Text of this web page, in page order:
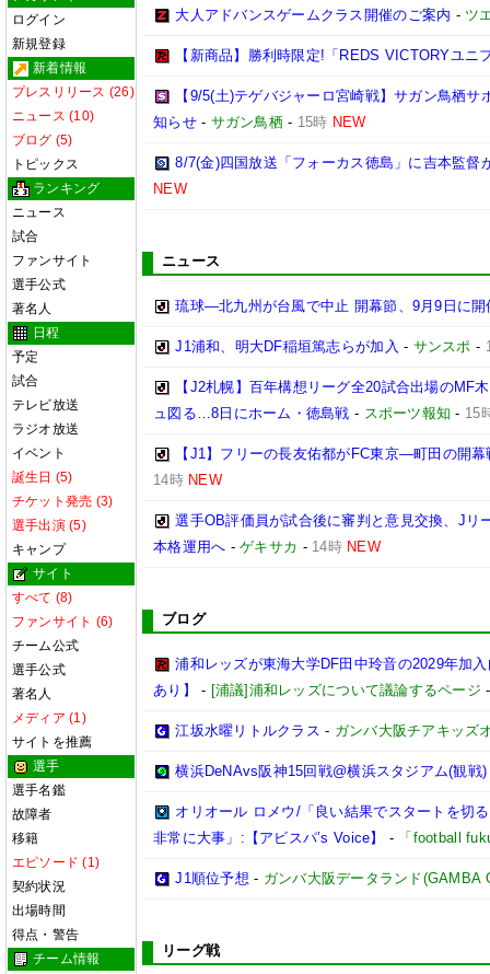
ログイン
新規登録
新着情報
プレスリリース (26)
ニュース (10)
ブログ (5)
トピックス
ランキング
ニュース
試合
ファンサイト
選手公式
著名人
日程
予定
試合
テレビ放送
ラジオ放送
イベント
誕生日 (5)
チケット発売 (3)
選手出演 (5)
キャンプ
サイト
すべて (8)
ファンサイト (6)
チーム公式
選手公式
著名人
メディア (1)
サイトを推薦
選手
選手名鑑
故障者
移籍
エピソード (1)
契約状況
出場時間
得点・警告
チーム情報
大人アドバンスゲームクラス開催のご案内 - ツ
【新商品】勝利時限定!「REDS VICTORYユニ
【9/5(土)テゲバジャーロ宮崎戦】サガン鳥栖
知らせ- サガン鳥栖- 15時 NEW
8/7(金)四国放送「フォーカス徳島」に吉本監督
NEW
ニュース
琉球―北九州が台風で中止 開幕節、9月9日に開
J1浦和、明大DF稲垣篤志らが加入 - サンスポ -
【J2札幌】百年構想リーグ全20試合出場のMF
ュ図る…8日にホーム・徳島戦 - スポーツ報知 - 15
【J1】フリーの長友佑都がFC東京―町田の開
14時 NEW
選手OB評価員が試合後に審判と意見交換、Jリ
本格運用へ -ゲキサカ - 14時 NEW
ブログ
浦和レッズが東海大学DF田中玲音の2029年加
あり】
- [浦議]浦和レッズについて議論するページ
江坂水曜リトルクラス - ガンバ大阪チアキッズ
横浜DeNAvs阪神15回戦@横浜スタジアム(観戦)
オリオール ロメウ/「良い結果でスタートを切
非常に大事」:【アビスパ’s Voice】
- 「football
J1順位予想 - ガンバ大阪データランド(GAMBA
リーグ戦